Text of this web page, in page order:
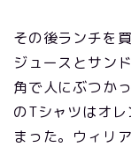
その後ランチを
ジュースとサン
角で人にぶつか
のTシャツはオ
まった。ウィリ